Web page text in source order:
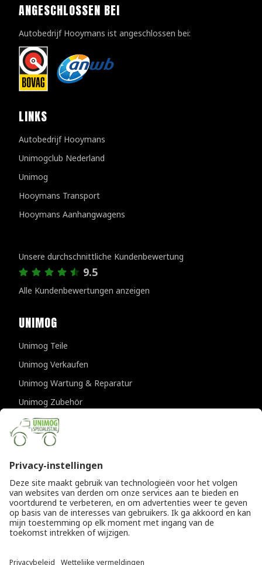
ANGESCHLOSSEN BEI
Autobedrijf Hooymans ist angeschlossen bei:
LINKS
Autobedrijf Hooymans
Unimogclub Nederland
Unimog
Hooymans Transport
Hooymans Aanhangwagens
Unsere durchschnittliche Kundenbewertung
9.5
Alle Kundenbewertungen anzeigen
UNIMOG
Unimog Teile
Unimog Verkaufen
Unimog Wartung & Reparatur
Unimog Zubehör
Unimog APK-prufungen
KONTAKTDATEN
Provincialeweg 94-98
Die Niederlande
T+31 (0)418 632073
Einfo@unimogspecialist.nl